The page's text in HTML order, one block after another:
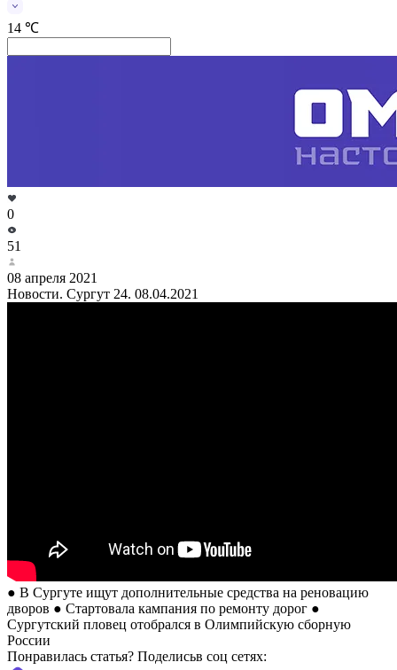
14 ℃
0
51
08 апреля 2021
Новости. Сургут 24. 08.04.2021
● В Сургуте ищут дополнительные средства на реновацию
дворов ● Стартовала кампания по ремонту дорог ●
Сургутский пловец отобрался в Олимпийскую сборную
России
Понравилась статья? Поделиcьв соц сетях: